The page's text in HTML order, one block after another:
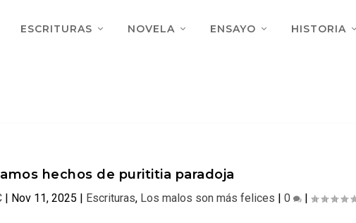
ESCRITURAS NOVELA ENSAYO HISTORIA
hechos de purititia paradoja
| Nov 11, 2025 | Escrituras, Los malos son más felices | 0 |